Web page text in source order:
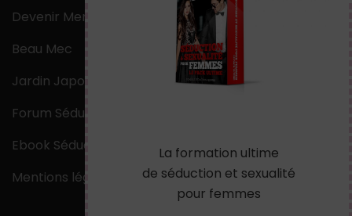
Devenir Mentaliste
Beau Mec
Jardin Japonais Zen
Forum Séduction
Ebook Séduction
Mentions légales
La formation ultime
de séduction et sexualité
pour femmes